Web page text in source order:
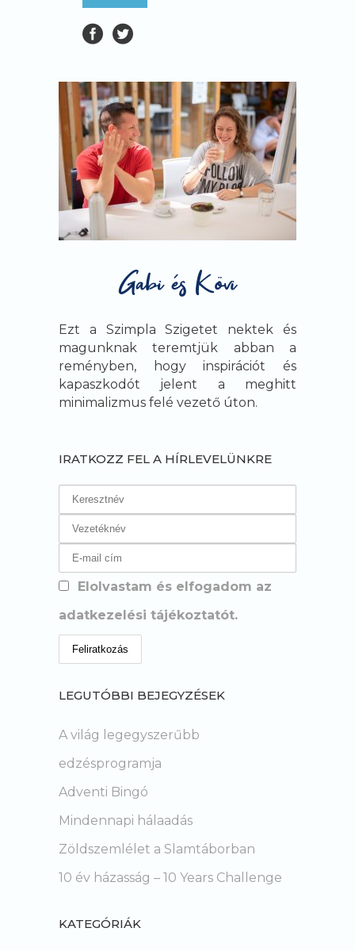
Ezt a Szimpla Szigetet nektek és
magunknak teremtjük abban a
reményben, hogy inspirációt és
kapaszkodót jelent a meghitt
minimalizmus felé vezető úton.
IRATKOZZ FEL A HÍRLEVELÜNKRE
Elolvastam és elfogadom az
adatkezelési tájékoztatót.
LEGUTÓBBI BEJEGYZÉSEK
A világ legegyszerűbb
edzésprogramja
Adventi Bingó
Mindennapi hálaadás
Zöldszemlélet a Slamtáborban
10 év házasság – 10 Years Challenge
KATEGÓRIÁK